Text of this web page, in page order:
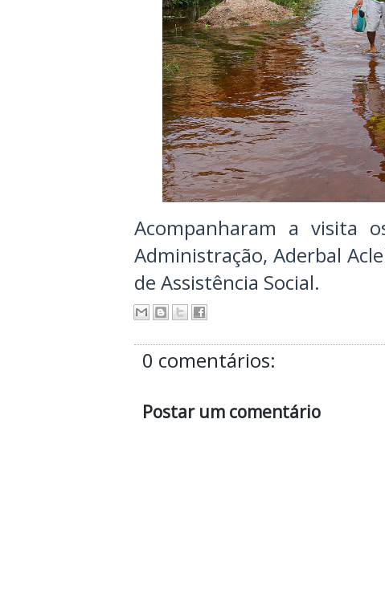
Acompanharam a visita
Administração, Aderbal
de Assistência Social.
0 comentários:
Postar um comentário